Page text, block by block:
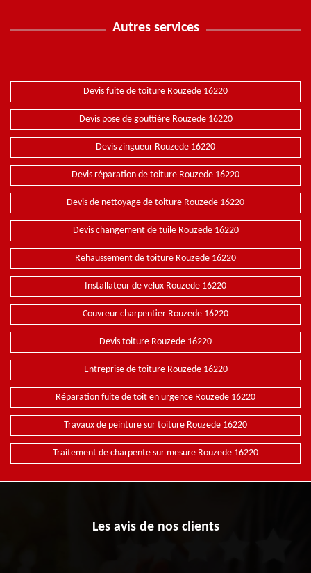
Autres services
Devis fuite de toiture Rouzede 16220
Devis pose de gouttière Rouzede 16220
Devis zingueur Rouzede 16220
Devis réparation de toiture Rouzede 16220
Devis de nettoyage de toiture Rouzede 16220
Devis changement de tuile Rouzede 16220
Rehaussement de toiture Rouzede 16220
Installateur de velux Rouzede 16220
Couvreur charpentier Rouzede 16220
Devis toiture Rouzede 16220
Entreprise de toiture Rouzede 16220
Réparation fuite de toit en urgence Rouzede 16220
Travaux de peinture sur toiture Rouzede 16220
Traitement de charpente sur mesure Rouzede 16220
Les avis de nos clients